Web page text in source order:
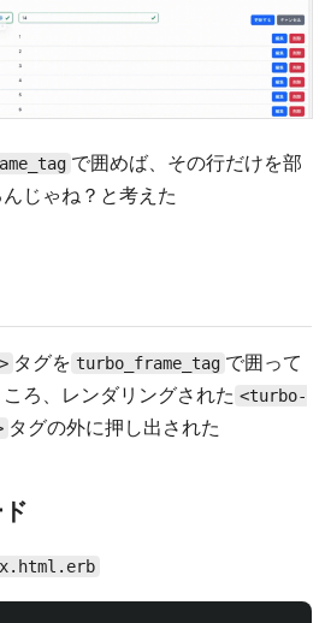
で囲めば、その行だけを部
じゃね？と考えた
タグを turbo_frame_tag で囲って
ろ、レンダリングされた <turbo-
タグの外に押し出された